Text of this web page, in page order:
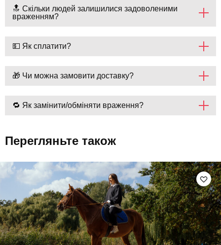
🔝 Скільки людей залишилися задоволеними
враженням?
💵 Як сплатити?
🎁 Чи можна замовити доставку?
🔁 Як замінити/обміняти враження?
Перегляньте також